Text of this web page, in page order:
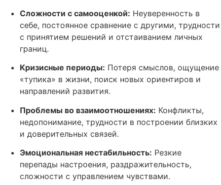
Сложности с самооценкой: Неуверенность в
себе, постоянное сравнение с другими, трудности
с принятием решений и отстаиванием личных
границ.
Кризисные периоды: Потеря смыслов, ощущение
«тупика» в жизни, поиск новых ориентиров и
направлений развития.
Проблемы во взаимоотношениях: Конфликты,
недопонимание, трудности в построении близких
и доверительных связей.
Эмоциональная нестабильность: Резкие
перепады настроения, раздражительность,
сложности с управлением чувствами.